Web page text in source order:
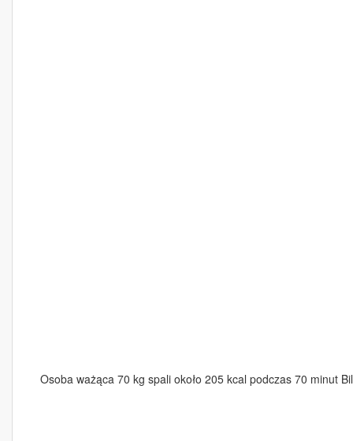
Osoba ważąca 70 kg spali około 205 kcal podczas 70 minut